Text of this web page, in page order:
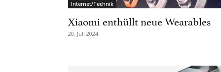
Internet/Technik
Xiaomi enthüllt neue Wearables
20. Juli 2024